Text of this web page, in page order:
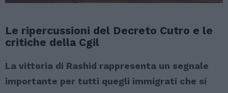
Le ripercussioni del Decreto Cutro e le
critiche della Cgil
La vittoria di Rashid rappresenta un segnale
importante per tutti quegli immigrati che si